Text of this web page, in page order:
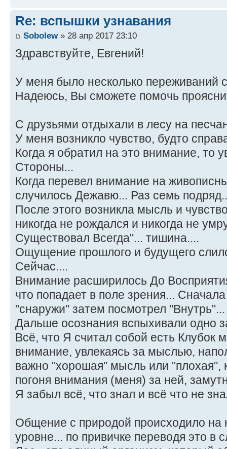
Re: вспышки узнавания
Sobolew» 28 апр 2017 23:10
Здравствуйте, Евгений!
У меня было несколько переживаний
Надеюсь, Вы сможете помочь
С друзьями отдыхали в лесу на
У меня возникло чувство, будто
Когда я обратил на это внимание, то
Стороны...
Когда перевел внимание на
случилось Дежавю... Раз семь
После этого возникла мысль и
никогда не рождался и никогда не
Существовал Всегда"... тишина....
Ощущение прошлого и будущего
Сейчас....
Внимание расширилось До
что попадает в поле зрения...
"снаружи" затем посмотрел "Внутрь"...
Дальше осознания вспыхивали одно
Всё, что Я считал собой есть Клубок
внимание, увлекаясь за мыслью,
важно "хорошая" мысль или "плохая",
погоня внимания (меня) за ней,
Я забыл всё, что знал и всё что не
Общение с природой происходило на
уровне... по привичке переводя это в